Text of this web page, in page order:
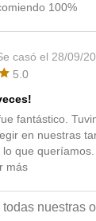
100%
casó el 28/09/
5.0
fantástico.
en nuestras
que
más
todas nuestras